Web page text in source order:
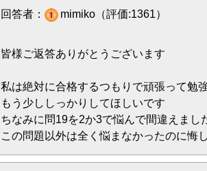
回答者： mimiko（評価:1361）
皆様ご返答ありがとうございます
私は絶対に合格するつもりで頑張って勉
もう少ししっかりしてほしいです
ちなみに問19を2か3で悩んで間違えまし
この問題以外は全く悩まなかったのに悔